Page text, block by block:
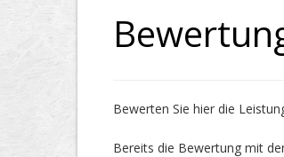
Bewerten Sie hier die
Bereits die Bewertung mit